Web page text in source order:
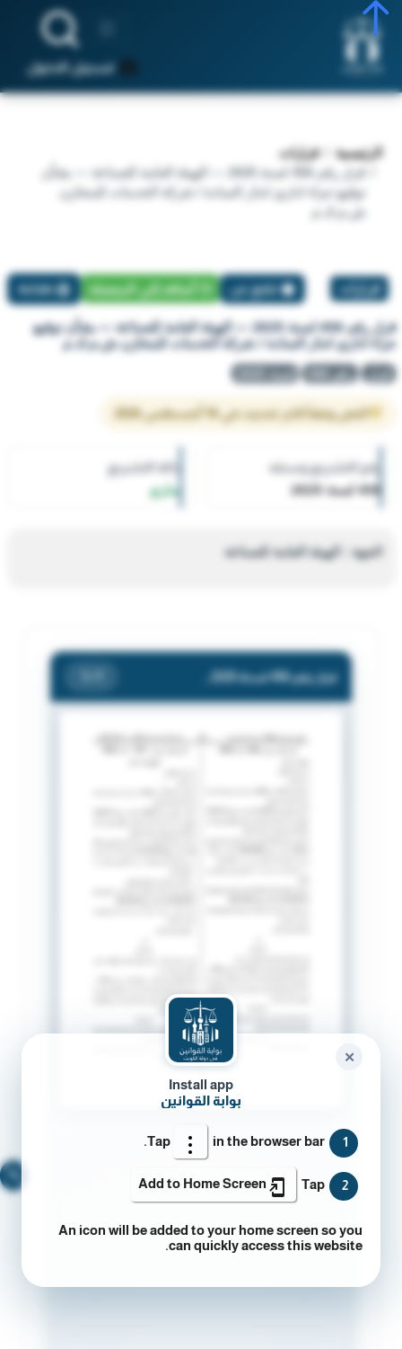
تسجيل الدخول
الرئيسية
قرارات
قرار رقم 456 لسنة 2025 — الهيئة العامة للصناعة — بشأن
توقيع جزاء اداري انذار السادة / شركة الخدمات للمخازن
ش.م.ك.م
قرارات تبليغ عن أضافة إلي المفضلة طباعة
قرار رقم 456 لسنة 2025 — الهيئة العامة للصناعة — بشأن توقيع
جزاء اداري انذار السادة / شركة الخدمات للمخازن ش.م.ك.م
قرار رقم 456 لسنة 2025
النص وفقاً لآخر تحديث في 10 أغسطس 2026
رقم التشريع وسنته
456 لسنة 2025
حالة التشريع
ساري
الجهة : الهيئة العامة للصناعة
Install app
بوابة القوانين
1
Tap in the browser bar.
2
Tap
Add to Home Screen
An icon will be added to your home screen so you
can quickly access this website.
✕